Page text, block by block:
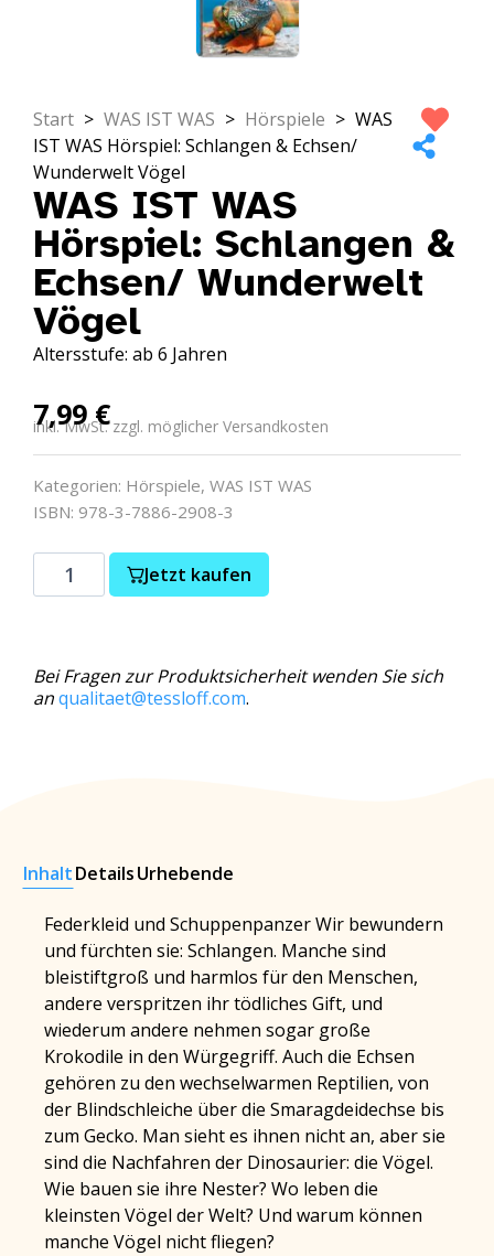
Start > WAS IST WAS > Hörspiele > WAS
IST WAS Hörspiel: Schlangen & Echsen/
Wunderwelt Vögel
WAS IST WAS
Hörspiel: Schlangen &
Echsen/ Wunderwelt
Vögel
Altersstufe: ab 6 Jahren
7,99€
inkl. MwSt. zzgl. möglicher Versandkosten
Kategorien: Hörspiele, WAS IST WAS
ISBN: 978-3-7886-2908-3
Jetzt kaufen
Bei Fragen zur Produktsicherheit wenden Sie sich
anqualitaet@tessloff.com.
InhaltDetailsUrhebende
Federkleid und Schuppenpanzer Wir bewundern
und fürchten sie: Schlangen. Manche sind
bleistiftgroß und harmlos für den Menschen,
andere verspritzen ihr tödliches Gift, und
wiederum andere nehmen sogar große
Krokodile in den Würgegriff. Auch die Echsen
gehören zu den wechselwarmen Reptilien, von
der Blindschleiche über die Smaragdeidechse bis
zum Gecko. Man sieht es ihnen nicht an, aber sie
sind die Nachfahren der Dinosaurier: die Vögel.
Wie bauen sie ihre Nester? Wo leben die
kleinsten Vögel der Welt? Und warum können
manche Vögel nicht fliegen?